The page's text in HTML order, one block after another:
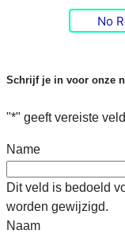
No
Schrijf je in voor onze
"*" geeft vereiste
Name
Dit veld is bedoeld
worden gewijzigd.
Naam